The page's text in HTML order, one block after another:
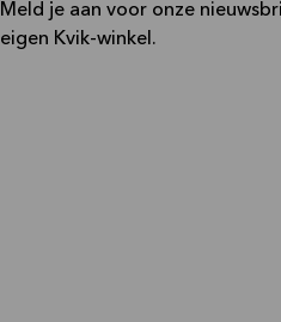
Meld je aan voor onze
eigen Kvik-winkel.